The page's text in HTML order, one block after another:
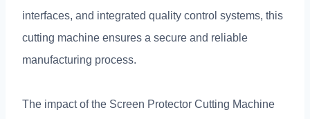
interfaces, and integrated quality control systems, this
cutting machine ensures a secure and reliable
manufacturing process.
The impact of the Screen Protector Cutting Machine